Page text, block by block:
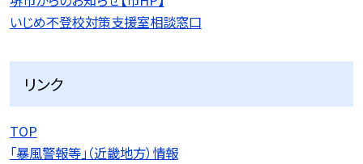
いじめ不登校対策支援室相談窓口
リンク
TOP
「暴風警報等」（近畿地方）情報